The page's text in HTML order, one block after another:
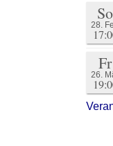
So
28.
Fr
26.